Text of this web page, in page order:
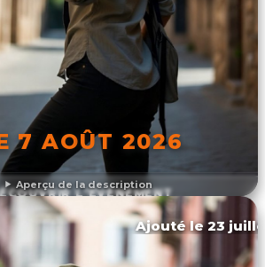
Aperçu de la description
7 AOÛT 2026
L'ÉVÉNEMENT
Ajouté le 23